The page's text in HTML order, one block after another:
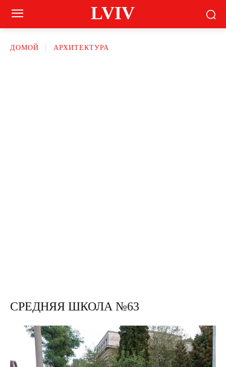
LVIV
ДОМОЙ АРХИТЕКТУРА
СРЕДНЯЯ ШКОЛА №63